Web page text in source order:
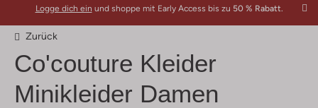
Logge dich ein und shoppe mit Early Access bis zu 50 % Rabatt.
Zurück
Co'couture Kleider
Minikleider Damen